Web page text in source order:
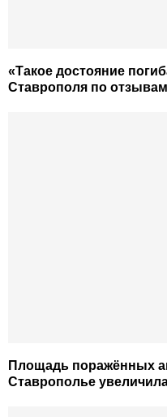
«Такое достояние
Ставрополя по отзывам
Площадь поражённых
Ставрополье